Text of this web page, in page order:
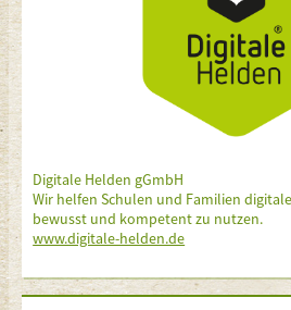
Digitale Helden gGmbH
Wir helfen Schulen und Familien
bewusst und kompetent zu nutzen.
www.digitale-helden.de